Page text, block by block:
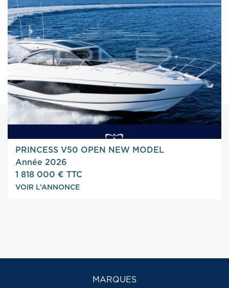
PRINCESS V50 OPEN NEW MODEL
Année 2026
1 818 000 € TTC
VOIR L’ANNONCE
MARQUES